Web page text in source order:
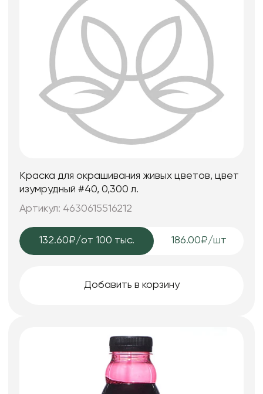
Краска для окрашивания живых цветов, цвет
изумрудный #40, 0,300 л.
Артикул: 4630615516212
132.60₽/от 100 тыс. 186.00₽/шт
Добавить в корзину